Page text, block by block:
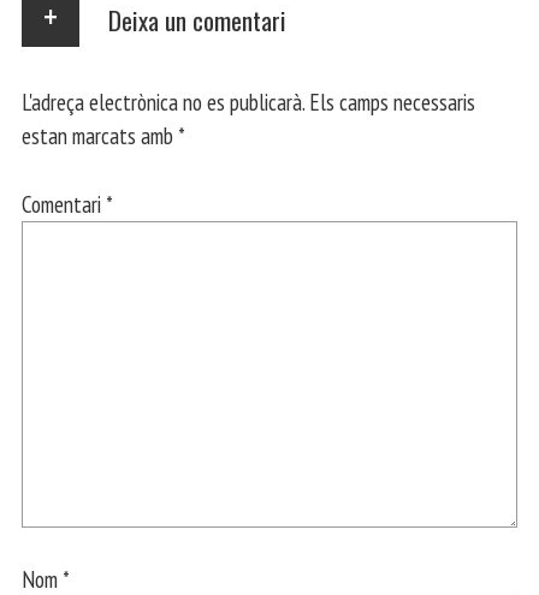
Deixa un comentari
L'adreça electrònica no es publicarà. Els camps necessaris
estan marcats amb *
Comentari *
Nom *